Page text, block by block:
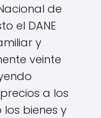
de
el DANE
y
veinte
a los
bienes y